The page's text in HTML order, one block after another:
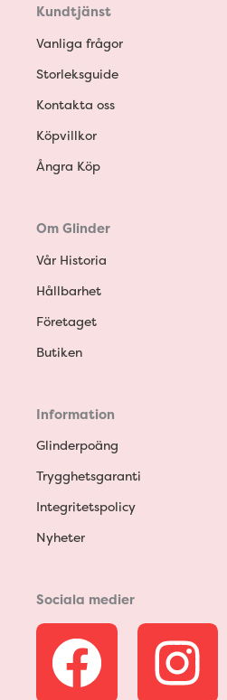
Kundtjänst
Vanliga frågor
Storleksguide
Kontakta oss
Köpvillkor
Ångra Köp
Om Glinder
Vår Historia
Hållbarhet
Företaget
Butiken
Information
Glinderpoäng
Trygghetsgaranti
Integritetspolicy
Nyheter
Sociala medier
F I